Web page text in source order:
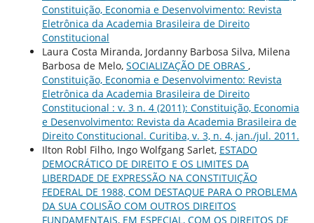
Constituição, Economia e Desenvolvimento: Revista
Eletrônica da Academia Brasileira de Direito
Constitucional
Laura Costa Miranda, Jordanny Barbosa Silva, Milena
Barbosa de Melo, SOCIALIZAÇÃO DE OBRAS ,
Constituição, Economia e Desenvolvimento: Revista
Eletrônica da Academia Brasileira de Direito
Constitucional : v. 3 n. 4 (2011): Constituição, Economia
e Desenvolvimento: Revista da Academia Brasileira de
Direito Constitucional. Curitiba, v. 3, n. 4, jan./jul. 2011.
Ilton Robl Filho, Ingo Wolfgang Sarlet, ESTADO
DEMOCRÁTICO DE DIREITO E OS LIMITES DA
LIBERDADE DE EXPRESSÃO NA CONSTITUIÇÃO
FEDERAL DE 1988, COM DESTAQUE PARA O PROBLEMA
DA SUA COLISÃO COM OUTROS DIREITOS
FUNDAMENTAIS, EM ESPECIAL, COM OS DIREITOS DE